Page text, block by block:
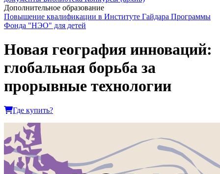
Дополнительное образование
Повышение квалификации в Институте Гайдара Программы
Фонда "НЭО" для детей
Новая география инноваций:
глобальная борьба за
прорывные технологии
Где купить?